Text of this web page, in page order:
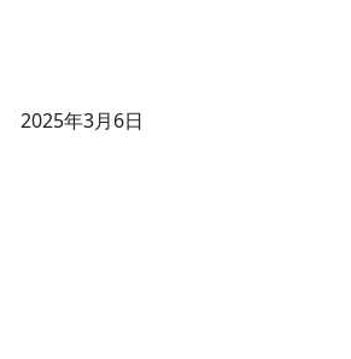
2025年3月6日